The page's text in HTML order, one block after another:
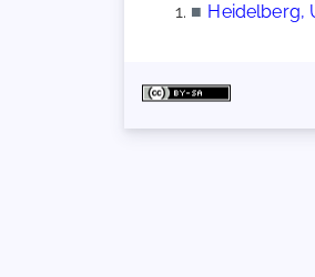
■ Heidelberg,